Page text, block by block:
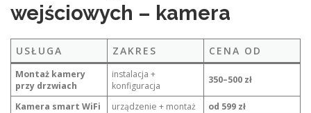
wejściowych – kamera
USŁUGA ZAKRES CENA OD
Montaż kamery
przy drzwiach
instalacja +
konfiguracja
350–500 zł
Kamera smart WiFi urządzenie + montaż
od 599 zł